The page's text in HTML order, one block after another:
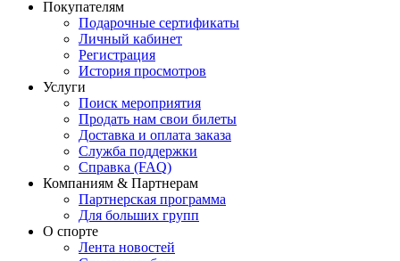
Покупателям
Подарочные сертификаты
Личный кабинет
Регистрация
История просмотров
Услуги
Поиск мероприятия
Продать нам свои билеты
Доставка и оплата заказа
Служба поддержки
Справка (FAQ)
Компаниям & Партнерам
Партнерская программа
Для больших групп
О спорте
Лента новостей